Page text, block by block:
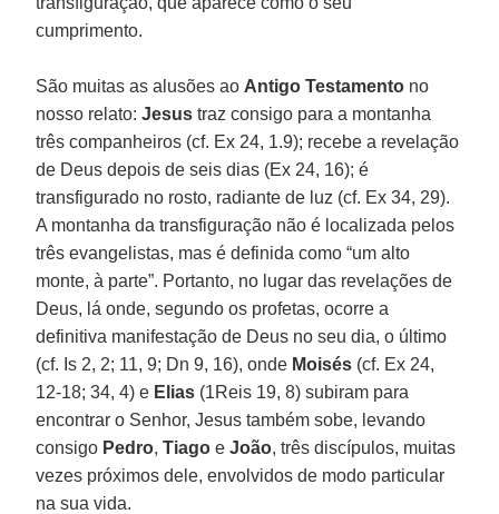
cumprimento.
São muitas as alusões ao Antigo Testamento no
nosso relato:Jesus traz consigo para a montanha
três companheiros (cf. Ex 24, 1.9); recebe a revelação
de Deus depois de seis dias (Ex 24, 16); é
transfigurado no rosto, radiante de luz (cf. Ex 34, 29).
A montanha da transfiguração não é localizada pelos
três evangelistas, mas é definida como “um alto
monte, à parte”. Portanto, no lugar das revelações de
Deus, lá onde, segundo os profetas, ocorre a
definitiva manifestação de Deus no seu dia, o último
(cf. Is 2, 2; 11, 9; Dn 9, 16), onde Moisés (cf. Ex 24,
12-18; 34, 4) e Elias (1Reis 19, 8) subiram para
encontrar o Senhor, Jesus também sobe, levando
consigo Pedro,Tiago eJoão, três discípulos, muitas
vezes próximos dele, envolvidos de modo particular
na sua vida.